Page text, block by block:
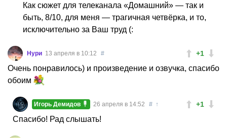
Как сюжет для телеканала «Домашний» — так и
быть, 8/10, для меня — трагичная четвёрка, и то,
исключительно за Ваш труд (:
+1
Нури 13 апреля в 10:12 #
Очень понравилось) и произведение и озвучка, спасибо
обоим
+1
Игорь Демидов 26 апреля в 14:52 # ↑
Спасибо! Рад слышать!